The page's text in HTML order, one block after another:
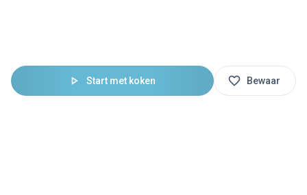
Start met koken Bewaar